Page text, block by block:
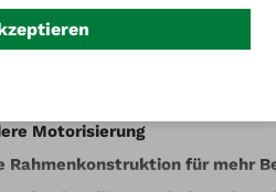
Aufsitzmäher
B / B&S 16HP
Motorisierung
Rahmenkonstruktion für mehr